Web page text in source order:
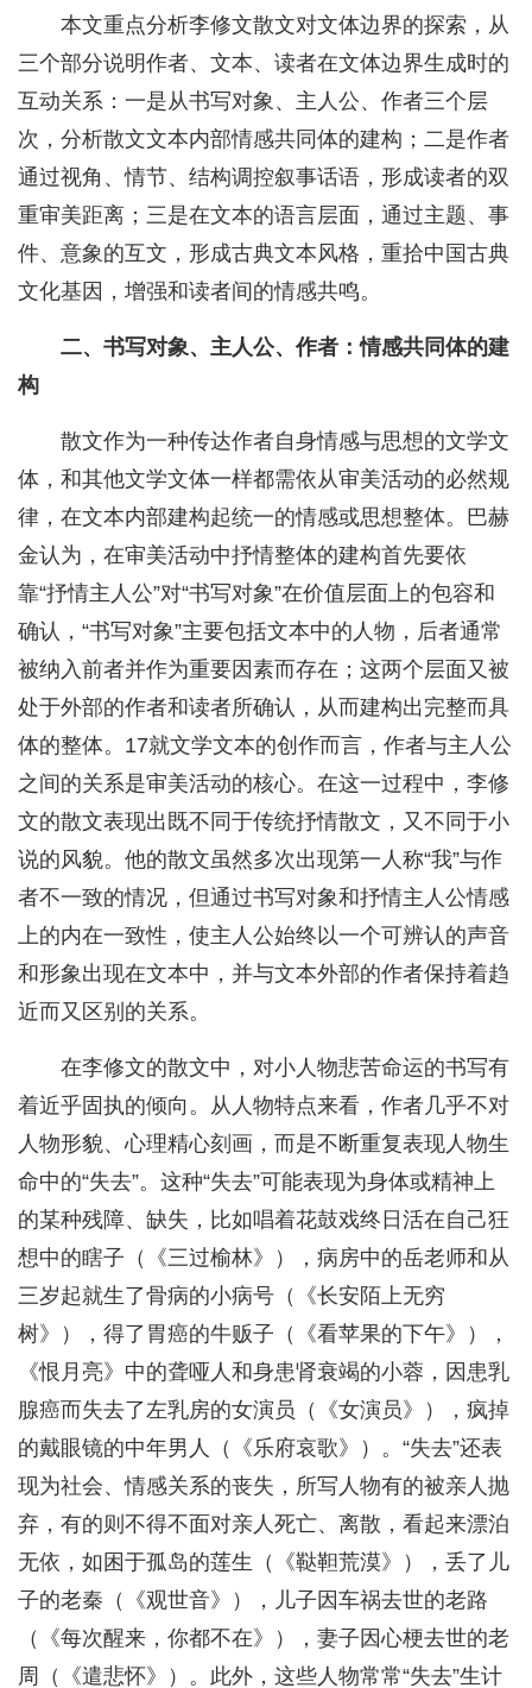
本文重点分析李修文散文对文体边界的探索，从
三个部分说明作者、文本、读者在文体边界生成时的
互动关系：一是从书写对象、主人公、作者三个层
次，分析散文文本内部情感共同体的建构；二是作者
通过视角、情节、结构调控叙事话语，形成读者的双
重审美距离；三是在文本的语言层面，通过主题、事
件、意象的互文，形成古典文本风格，重拾中国古典
文化基因，增强和读者间的情感共鸣。
二、书写对象、主人公、作者：情感共同体的建
构
散文作为一种传达作者自身情感与思想的文学文
体，和其他文学文体一样都需依从审美活动的必然规
律，在文本内部建构起统一的情感或思想整体。巴赫
金认为，在审美活动中抒情整体的建构首先要依
靠“抒情主人公”对“书写对象”在价值层面上的包容和
确认，“书写对象”主要包括文本中的人物，后者通常
被纳入前者并作为重要因素而存在；这两个层面又被
处于外部的作者和读者所确认，从而建构出完整而具
体的整体。17就文学文本的创作而言，作者与主人公
之间的关系是审美活动的核心。在这一过程中，李修
文的散文表现出既不同于传统抒情散文，又不同于小
说的风貌。他的散文虽然多次出现第一人称“我”与作
者不一致的情况，但通过书写对象和抒情主人公情感
上的内在一致性，使主人公始终以一个可辨认的声音
和形象出现在文本中，并与文本外部的作者保持着趋
近而又区别的关系。
在李修文的散文中，对小人物悲苦命运的书写有
着近乎固执的倾向。从人物特点来看，作者几乎不对
人物形貌、心理精心刻画，而是不断重复表现人物生
命中的“失去”。这种“失去”可能表现为身体或精神上
的某种残障、缺失，比如唱着花鼓戏终日活在自己狂
想中的瞎子（《三过榆林》），病房中的岳老师和从
三岁起就生了骨病的小病号（《长安陌上无穷
树》），得了胃癌的牛贩子（《看苹果的下午》），
《恨月亮》中的聋哑人和身患肾衰竭的小蓉，因患乳
腺癌而失去了左乳房的女演员（《女演员》），疯掉
的戴眼镜的中年男人（《乐府哀歌》）。“失去”还表
现为社会、情感关系的丧失，所写人物有的被亲人抛
弃，有的则不得不面对亲人死亡、离散，看起来漂泊
无依，如困于孤岛的莲生（《鞑靼荒漠》），丢了儿
子的老秦（《观世音》），儿子因车祸去世的老路
（《每次醒来，你都不在》），妻子因心梗去世的老
周（《遣悲怀》）。此外，这些人物常常“失去”生计